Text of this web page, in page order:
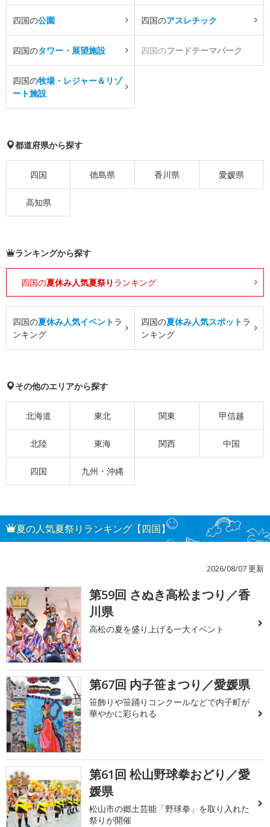
四国の公園 四国のアスレチック
四国のタワー・展望施設 四国のフードテーマパーク
四国の牧場・レジャー＆リゾ
ート施設
都道府県から探す
四国 徳島県 香川県 愛媛県
高知県
ランキングから探す
四国の夏休み人気夏祭り ランキング
四国の夏休み人気イベントラ
ンキング
四国の夏休み人気スポットラ
ンキング
その他のエリアから探す
北海道 東北 関東 甲信越
北陸 東海 関西 中国
四国 九州・沖縄
夏の人気夏祭りランキング【四国】
2026/08/07 更新
1
第59回 さぬき高松まつり／香
川県
高松の夏を盛り上げる一大イベント
2 第67回 内子笹まつり／愛媛県
笹飾りや笹踊りコンクールなどで内子町が
華やかに彩られる
3
第61回 松山野球拳おどり／愛
媛県
松山市の郷土芸能「野球拳」を取り入れた
祭りが開催